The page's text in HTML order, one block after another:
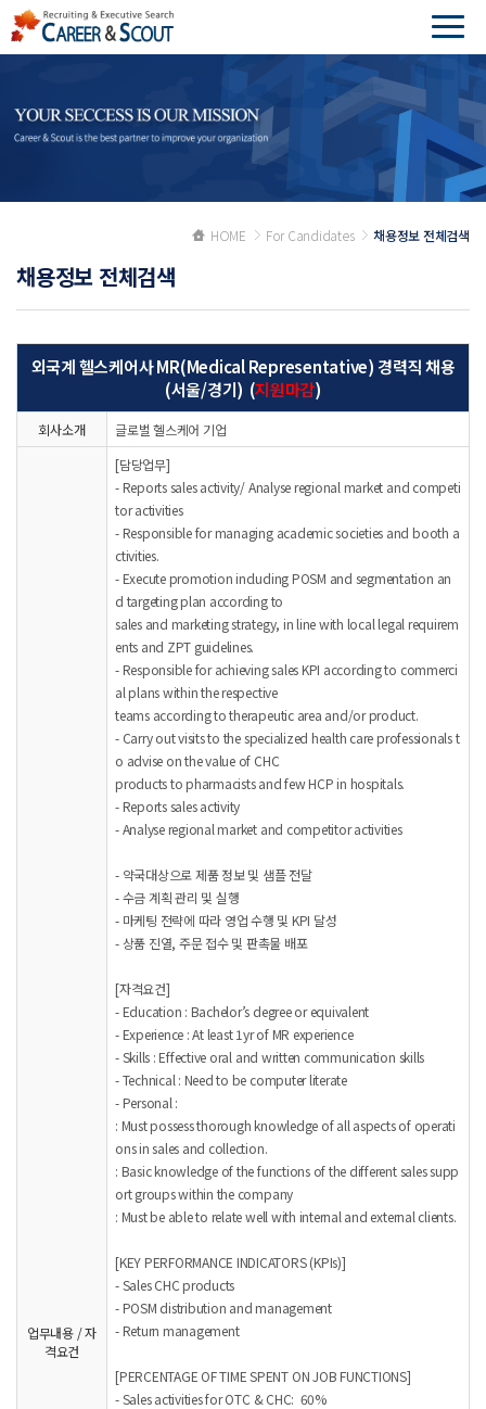
HOME For Candidates 채용정보 전체검색
채용정보 전체검색
외국계 헬스케어사 MR(Medical Representative) 경력직 채용
(서울/경기) (지원마감)
회사소개 글로벌 헬스케어 기업
업무내용 / 자
격요건
[담당업무]
- Reports sales activity/ Analyse regional market and competi
tor activities
- Responsible for managing academic societies and booth a
ctivities.
- Execute promotion including POSM and segmentation an
d targeting plan according to
sales and marketing strategy, in line with local legal requirem
ents and ZPT guidelines.
- Responsible for achieving sales KPI according to commerci
al plans within the respective
teams according to therapeutic area and/or product.
- Carry out visits to the specialized health care professionals t
o advise on the value of CHC
products to pharmacists and few HCP in hospitals.
- Reports sales activity
- Analyse regional market and competitor activities
- 약국대상으로 제품 정보 및 샘플 전달
- 수금 계획 관리 및 실행
- 마케팅 전략에 따라 영업 수행 및 KPI 달성
- 상품 진열, 주문 접수 및 판촉물 배포
[자격요건]
- Education : Bachelor’s degree or equivalent
- Experience : At least 1yr of MR experience
- Skills : Effective oral and written communication skills
- Technical : Need to be computer literate
- Personal :
: Must possess thorough knowledge of all aspects of operati
ons in sales and collection.
: Basic knowledge of the functions of the different sales supp
ort groups within the company
: Must be able to relate well with internal and external clients.
[KEY PERFORMANCE INDICATORS (KPIs)]
- Sales CHC products
- POSM distribution and management
- Return management
[PERCENTAGE OF TIME SPENT ON JOB FUNCTIONS]
- Sales activities for OTC & CHC: 60%